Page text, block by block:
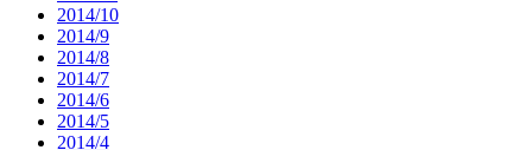
2014/10
2014/9
2014/8
2014/7
2014/6
2014/5
2014/4